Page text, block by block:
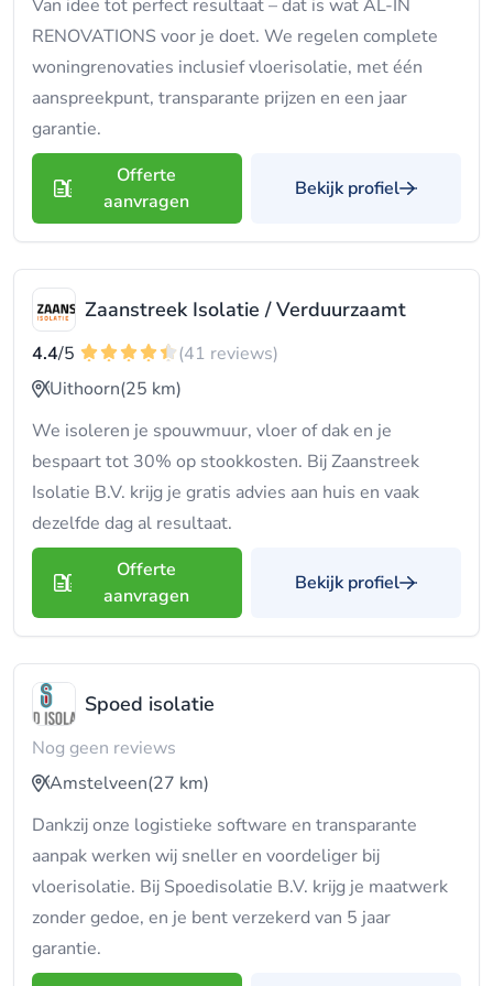
Van idee tot perfect resultaat – dat is wat AL-IN
RENOVATIONS voor je doet. We regelen complete
woningrenovaties inclusief vloerisolatie, met één
aanspreekpunt, transparante prijzen en een jaar
garantie.
Offerte
aanvragen
Bekijk profiel
Zaanstreek Isolatie / Verduurzaamt
4.4/5
(41 reviews)
Uithoorn(25 km)
We isoleren je spouwmuur, vloer of dak en je
bespaart tot 30% op stookkosten. Bij Zaanstreek
Isolatie B.V. krijg je gratis advies aan huis en vaak
dezelfde dag al resultaat.
Offerte
aanvragen
Bekijk profiel
Spoed isolatie
Nog geen reviews
Amstelveen(27 km)
Dankzij onze logistieke software en transparante
aanpak werken wij sneller en voordeliger bij
vloerisolatie. Bij Spoedisolatie B.V. krijg je maatwerk
zonder gedoe, en je bent verzekerd van 5 jaar
garantie.